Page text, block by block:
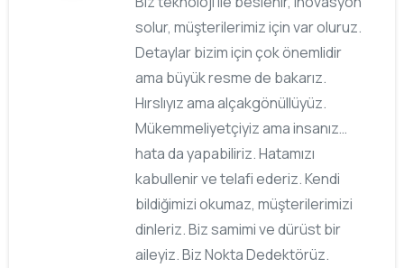
solur, müşterilerimiz için var oluruz.
Detaylar bizim için çok önemlidir
ama büyük resme de bakarız.
Hırslıyız ama alçakgönüllüyüz.
Mükemmeliyetçiyiz ama insanız…
hata da yapabiliriz. Hatamızı
kabullenir ve telafi ederiz. Kendi
bildiğimizi okumaz, müşterilerimizi
dinleriz. Biz samimi ve dürüst bir
aileyiz. Biz Nokta Dedektörüz.